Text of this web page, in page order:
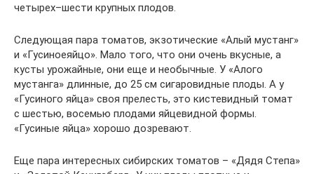
четырех–шести крупных плодов.
Следующая пара томатов, экзотические «Алый мустанг»
и «Гусиноеяйцо». Мало того, что они очень вкусные, а
кусты урожайные, они еще и необычные. У «Алого
мустанга» длинные, до 25 см сигаровидные плоды. А у
«Гусиного яйца» своя прелесть, это кистевидный томат
с шестью, восемью плодами яйцевидной формы.
«Гусиные яйца» хорошо дозревают.
Еще пара интересных сибирских томатов – «Дядя Степа»